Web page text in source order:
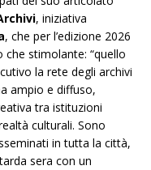
, iniziativa
, che per l’edizione 2026
stimolante: “quello
la rete degli archivi
ampio e diffuso,
tra istituzioni
culturali. Sono
in tutta la città,
sera con un